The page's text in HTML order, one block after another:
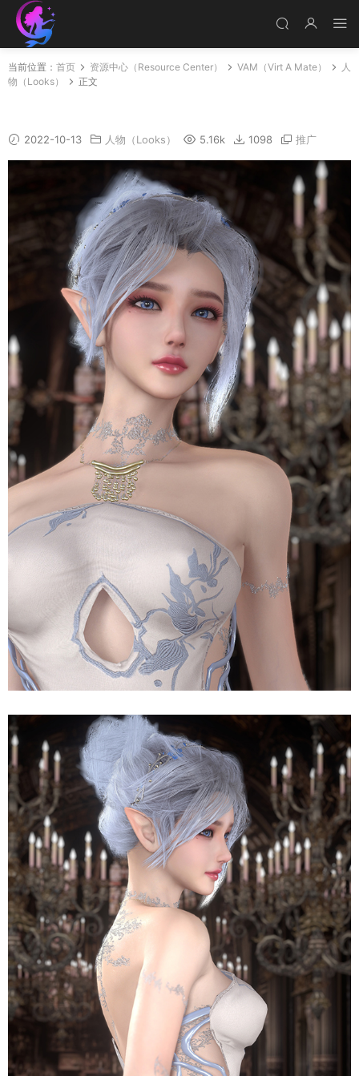
当前位置： 首页 资源中心（Resource Center） VAM（Virt A Mate）
人
物（Looks）
正文
2022-10-13 人物（Looks） 5.16k 1098 推广